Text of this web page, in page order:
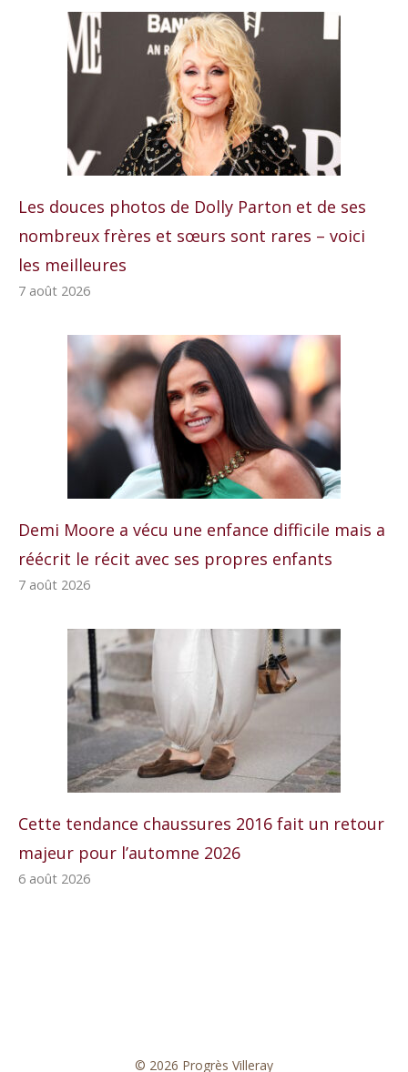
Les douces photos de Dolly Parton et de ses
nombreux frères et sœurs sont rares – voici
les meilleures
7 août 2026
Demi Moore a vécu une enfance difficile mais a
réécrit le récit avec ses propres enfants
7 août 2026
Cette tendance chaussures 2016 fait un retour
majeur pour l’automne 2026
6 août 2026
© 2026 Progrès Villeray